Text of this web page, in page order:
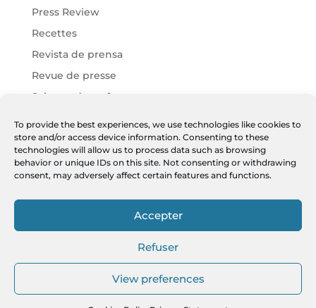
To provide the best experiences, we use technologies like cookies to
store and/or access device information. Consenting to these
technologies will allow us to process data such as browsing
behavior or unique IDs on this site. Not consenting or withdrawing
consent, may adversely affect certain features and functions.
Accepter
Refuser
View preferences
Press Review
Recettes
Revista de prensa
Revue de presse
Science des arômes
Vins Harmonies
Vins JF